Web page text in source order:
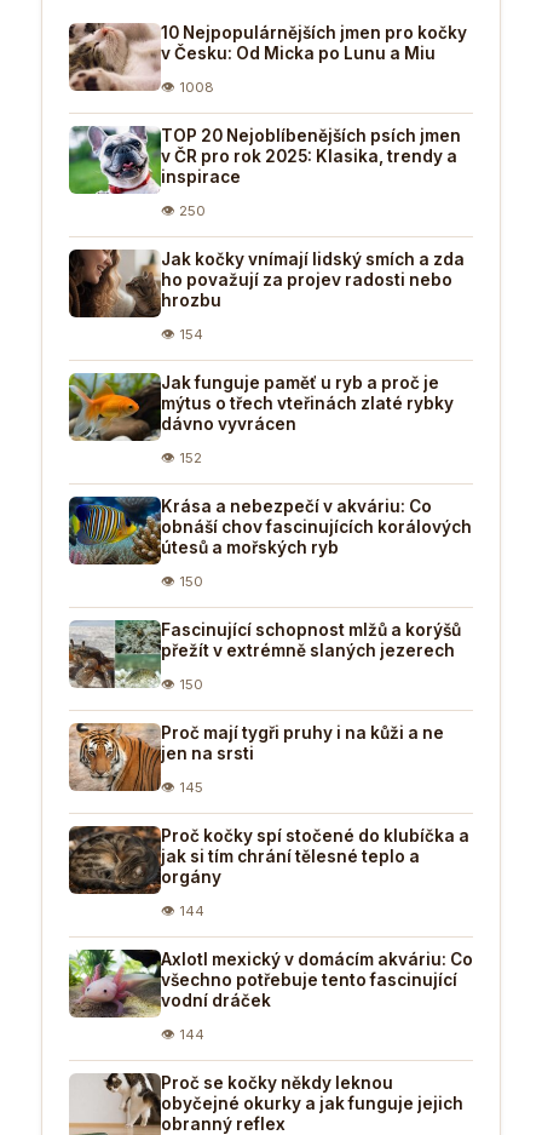
10 Nejpopulárnějších jmen pro kočky
v Česku: Od Micka po Lunu a Miu
👁 1008
TOP 20 Nejoblíbenějších psích jmen
v ČR pro rok 2025: Klasika, trendy a
inspirace
👁 250
Jak kočky vnímají lidský smích a zda
ho považují za projev radosti nebo
hrozbu
👁 154
Jak funguje paměť u ryb a proč je
mýtus o třech vteřinách zlaté rybky
dávno vyvrácen
👁 152
Krása a nebezpečí v akváriu: Co
obnáší chov fascinujících korálových
útesů a mořských ryb
👁 150
Fascinující schopnost mlžů a korýšů
přežít v extrémně slaných jezerech
👁 150
Proč mají tygři pruhy i na kůži a ne
jen na srsti
👁 145
Proč kočky spí stočené do klubíčka a
jak si tím chrání tělesné teplo a
orgány
👁 144
Axlotl mexický v domácím akváriu: Co
všechno potřebuje tento fascinující
vodní dráček
👁 144
Proč se kočky někdy leknou
obyčejné okurky a jak funguje jejich
obranný reflex